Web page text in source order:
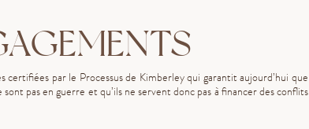
certifiées par le Processus de Kimberley qui garantit aujourd’hui que
pas en guerre et qu’ils ne servent donc pas à financer des conflits